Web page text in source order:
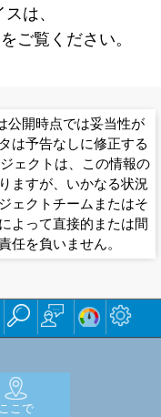
は、
をご覧ください。
公開時点では妥当性が
は予告なしに修正する
ェクトは、この情報の
ますが、いかなる状況
ェクトチームまたはそ
よって直接的または間
任を負いません。
ここで